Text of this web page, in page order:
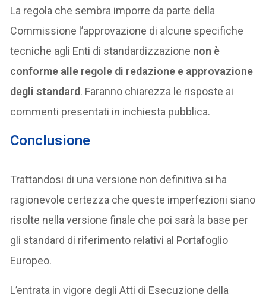
La regola che sembra imporre da parte della
Commissione l’approvazione di alcune specifiche
tecniche agli Enti di standardizzazione non è
conforme alle regole di redazione e approvazione
degli standard. Faranno chiarezza le risposte ai
commenti presentati in inchiesta pubblica.
Conclusione
Trattandosi di una versione non definitiva si ha
ragionevole certezza che queste imperfezioni siano
risolte nella versione finale che poi sarà la base per
gli standard di riferimento relativi al Portafoglio
Europeo.
L’entrata in vigore degli Atti di Esecuzione della